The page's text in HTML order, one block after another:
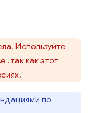
Используйте
, так как этот
по